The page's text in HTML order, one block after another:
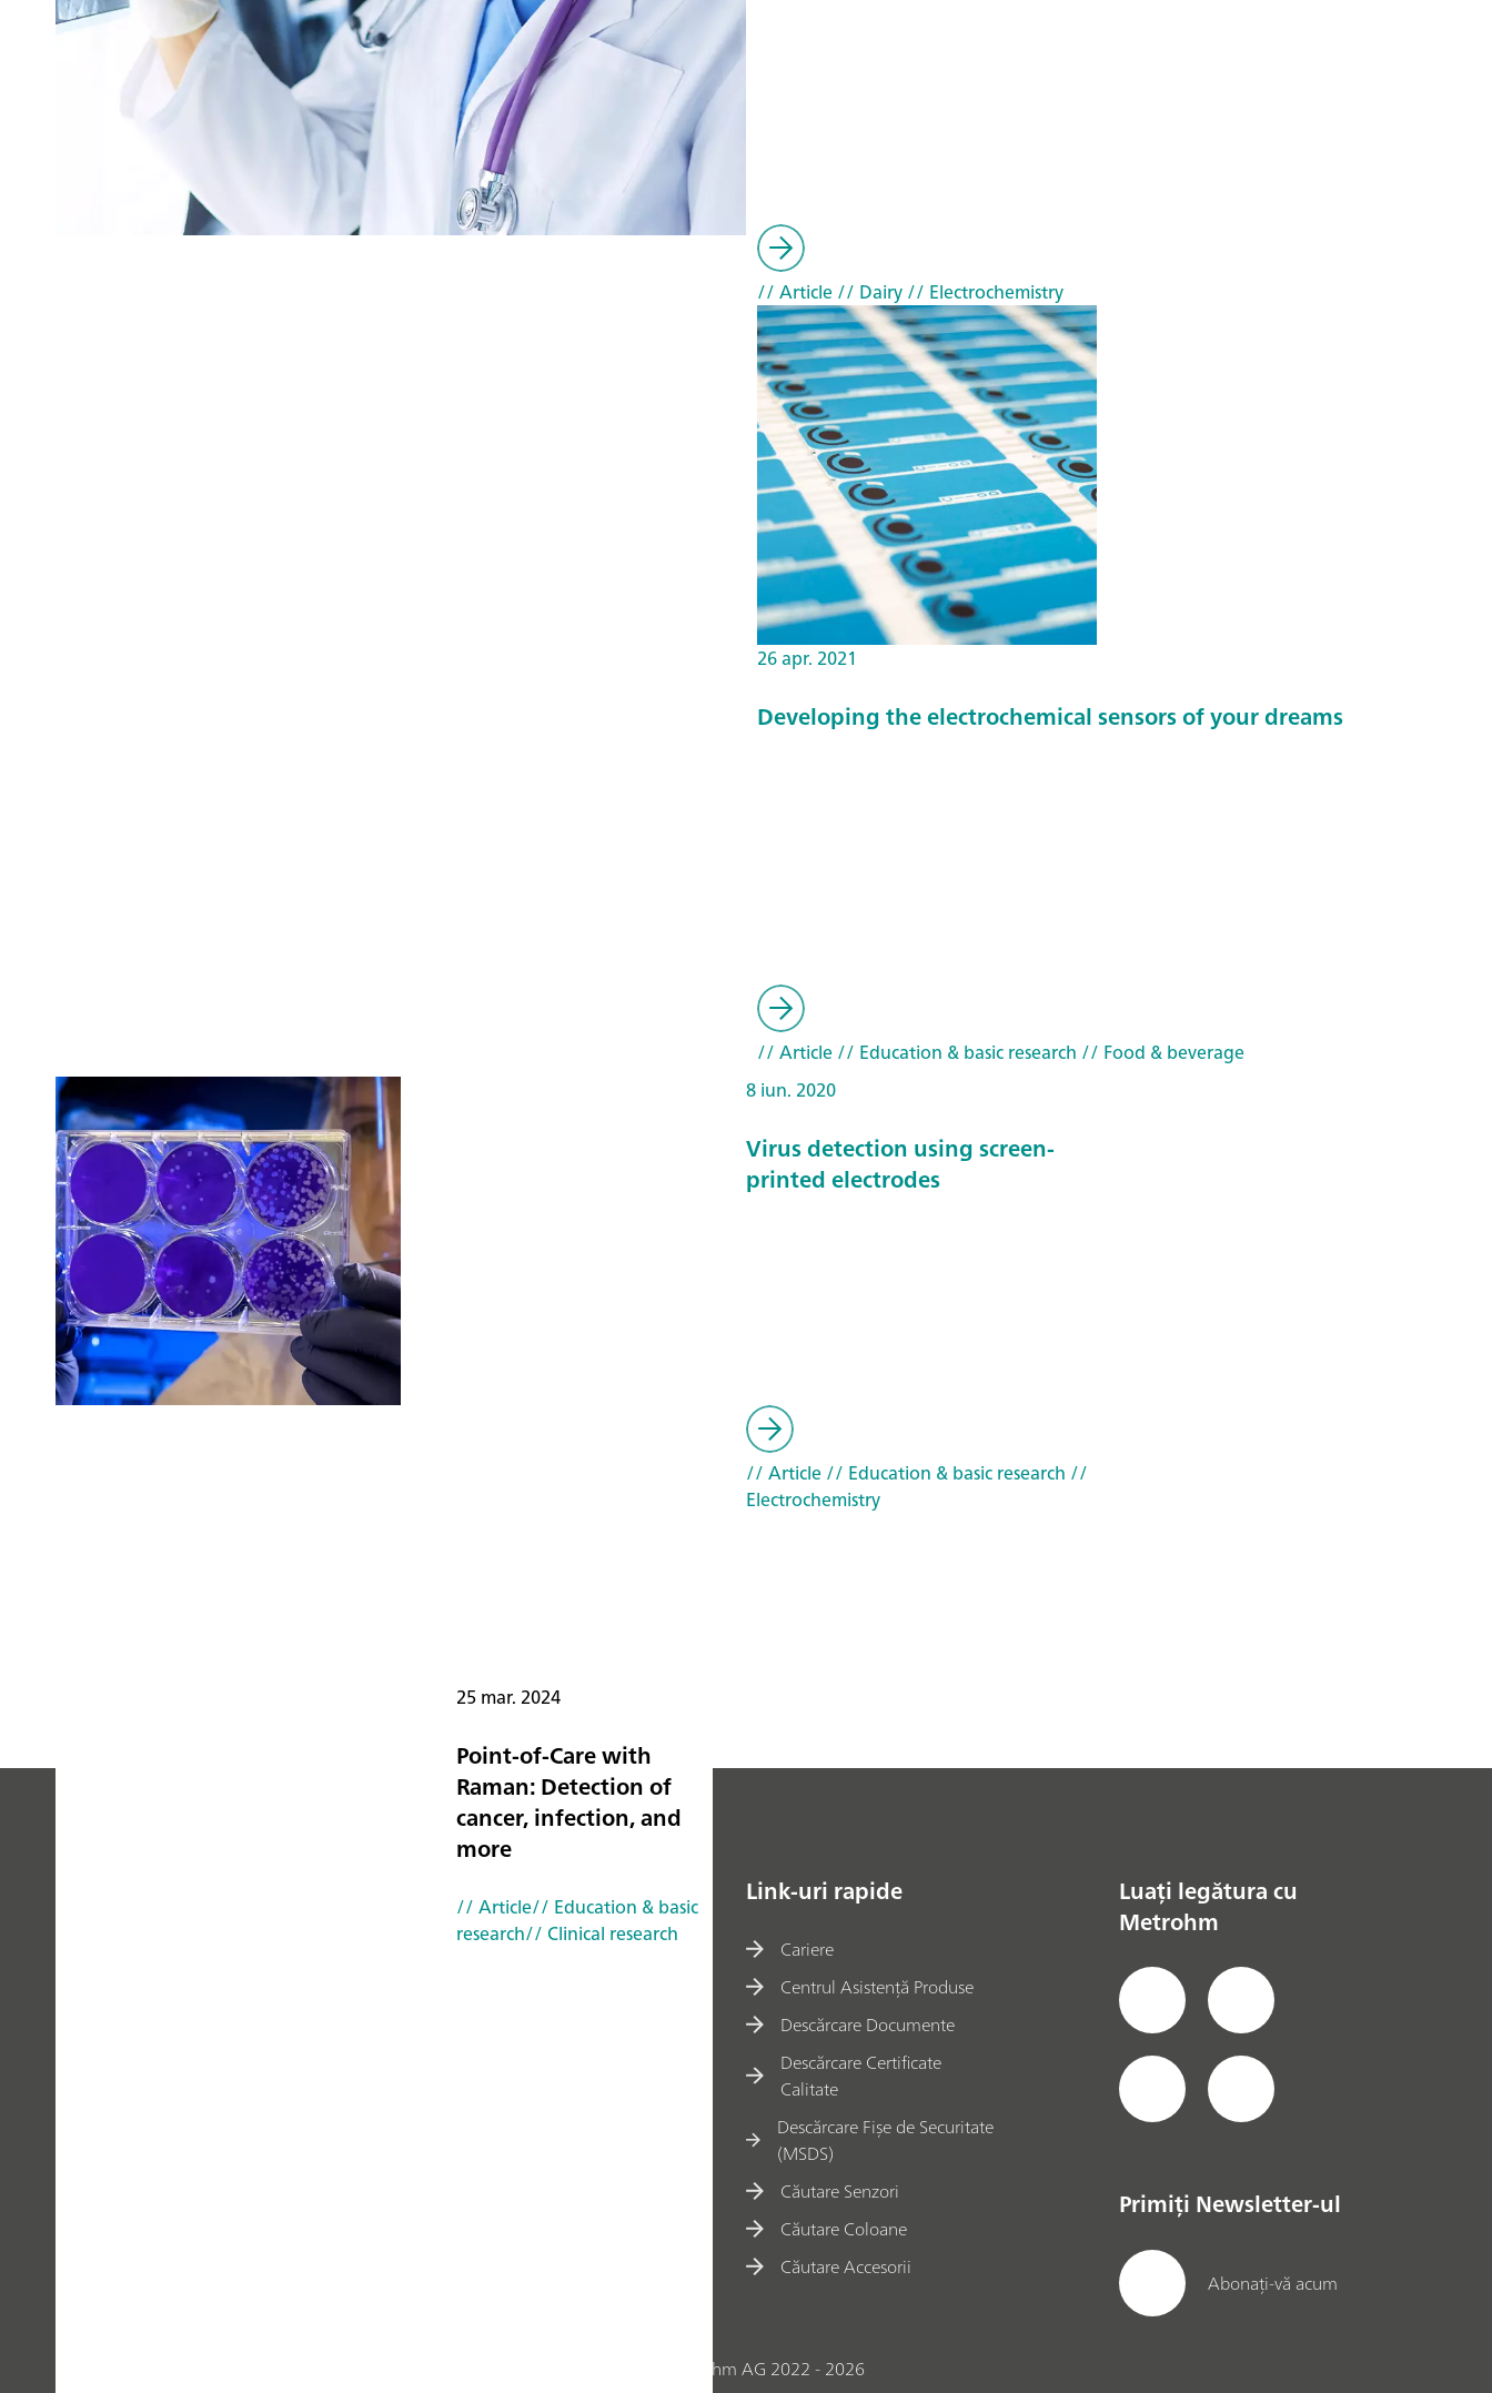
25 mar. 2024
Point-of-Care with
Raman: Detection of
cancer, infection, and
more
// Article// Education & basic
research// Clinical research
// Article// Dairy// Electrochemistry
26 apr. 2021
Developing the electrochemical sensors of your dreams
// Article// Education & basic research // Food & beverage
8 iun. 2020
Virus detection using screen-
printed electrodes
// Article// Education & basic research //
Electrochemistry
Link-uri rapide
Cariere
Centrul Asistență Produse
Descărcare Documente
Descărcare Certificate
Calitate
Descărcare Fișe de Securitate
(MSDS)
Căutare Senzori
Căutare Coloane
Căutare Accesorii
Luați legătura cu
Metrohm
Primiți Newsletter-ul
Abonați-vă acum
© Metrohm AG 2022 - 2026